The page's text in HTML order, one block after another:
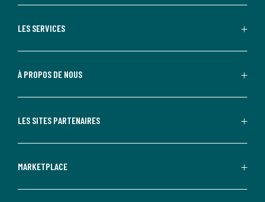
LES SERVICES
À PROPOS DE NOUS
LES SITES PARTENAIRES
MARKETPLACE